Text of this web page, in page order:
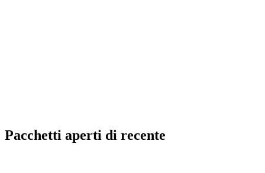
Pacchetti aperti di recente